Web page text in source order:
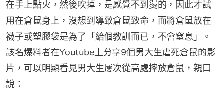
在手上點火，然後吹掉，是感覺不到燙的，因此才試
用在倉鼠身上，沒想到導致倉鼠致命，而將倉鼠放在
襪子或塑膠袋是為了「給個教訓而已，不會窒息」。
該名爆料者在Youtube上分享9個男大生虐死倉鼠的影
片，可以明顯看見男大生屢次從高處摔放倉鼠，親口
說：